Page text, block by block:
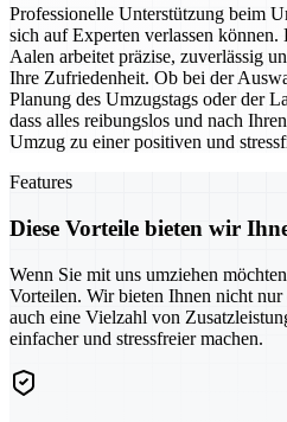
Professionelle Unterstützung beim
sich auf Experten verlassen können.
Aalen arbeitet präzise, zuverlässig
Ihre Zufriedenheit. Ob bei der
Planung des Umzugstags oder der
dass alles reibungslos und nach
Umzug zu einer positiven und
Features
Diese Vorteile bieten wir
Wenn Sie mit uns umziehen
Vorteilen. Wir bieten Ihnen nicht nur
auch eine Vielzahl von
einfacher und stressfreier machen.